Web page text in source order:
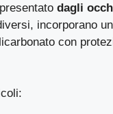
dagli
incorporano
con